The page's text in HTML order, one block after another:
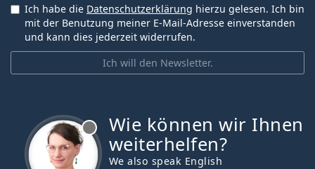
Ich will den Newsletter.
Ich habe die Datenschutzerklärung hierzu gelesen. Ich bin
mit der Benutzung meiner E-Mail-Adresse einverstanden
und kann dies jederzeit widerrufen.
Wie können wir Ihnen
weiterhelfen?
We also speak English